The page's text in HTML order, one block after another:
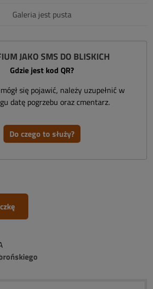
Galeria jest pusta
JAKO SMS DO BLISKICH
Gdzie jest kod QR?
się pojawić, należy uzupełnić w
datę pogrzebu oraz cmentarz.
Do czego to służy?